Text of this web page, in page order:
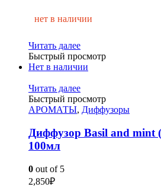
нет в наличии
Читать далее
Быстрый просмотр
Нет в наличии
Читать далее
Быстрый просмотр
АРОМАТЫ, Диффузоры
Диффузор Basil and mint
100мл
0 out of 5
2,850₽